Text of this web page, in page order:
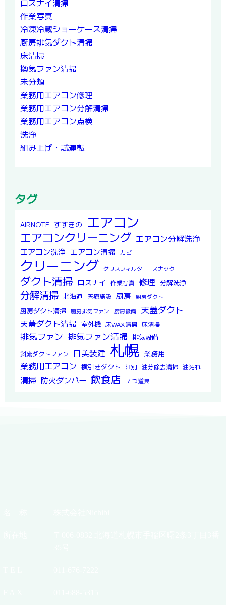
ロスナイ清掃
作業写真
冷凍冷蔵ショーケース清掃
厨房排気ダクト清掃
床清掃
換気ファン清掃
未分類
業務用エアコン修理
業務用エアコン分解清掃
業務用エアコン点検
洗浄
組み上げ・試運転
タグ
AIRNOTE すすきの エアコン
エアコンクリーニング エアコン分解洗浄
エアコン洗浄 エアコン清掃 カビ
クリーニング グリスフィルター スナック
ダクト清掃 ロスナイ 作業写真 修理 分解洗浄
分解清掃 北海道 医療施設 厨房 厨房ダクト
厨房ダクト清掃 厨房排気ファン 厨房設備 天蓋ダクト
天蓋ダクト清掃 室外機 床WAX清掃 床清掃
排気ファン 排気ファン清掃 排気設備
斜流ダクトファン 日美装建 札幌 業務用
業務用エアコン 横引きダクト 江別 油分除去清掃 油汚れ
清掃 防火ダンパー 飲食店 ７つ道具